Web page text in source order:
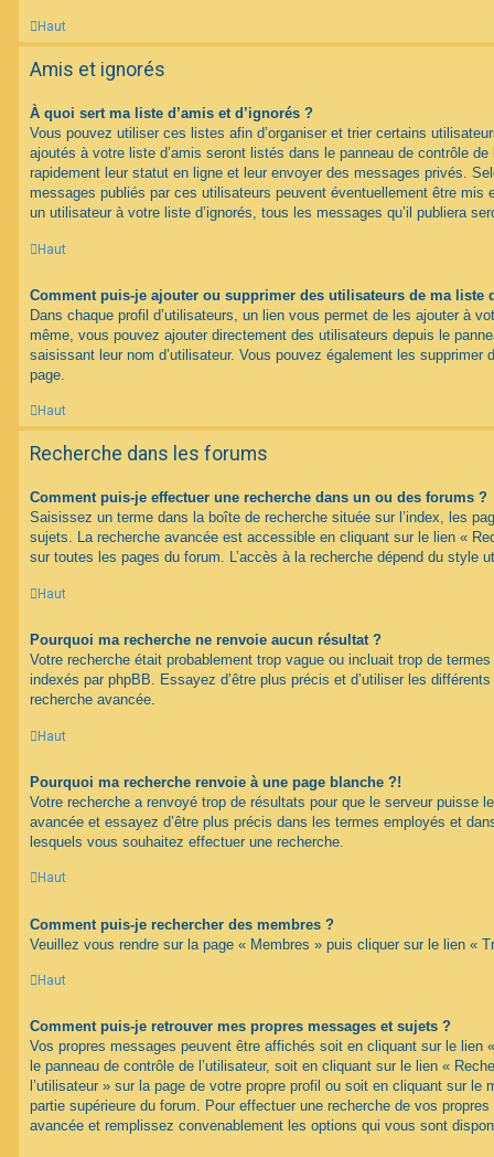
Haut
Amis et ignorés
À quoi sert ma liste d’amis et d’ignorés ?
Vous pouvez utiliser ces listes afin d’organiser et trier certains
ajoutés à votre liste d’amis seront listés dans le panneau de contrôle de
rapidement leur statut en ligne et leur envoyer des messages privés.
messages publiés par ces utilisateurs peuvent éventuellement être mis
un utilisateur à votre liste d’ignorés, tous les messages qu’il publiera
Haut
Comment puis-je ajouter ou supprimer des utilisateurs de ma liste
Dans chaque profil d’utilisateurs, un lien vous permet de les ajouter à
même, vous pouvez ajouter directement des utilisateurs depuis le
saisissant leur nom d’utilisateur. Vous pouvez également les
page.
Haut
Recherche dans les forums
Comment puis-je effectuer une recherche dans un ou des forums ?
Saisissez un terme dans la boîte de recherche située sur l’index, les
sujets. La recherche avancée est accessible en cliquant sur le lien «
sur toutes les pages du forum. L’accès à la recherche dépend du style
Haut
Pourquoi ma recherche ne renvoie aucun résultat ?
Votre recherche était probablement trop vague ou incluait trop de
indexés par phpBB. Essayez d’être plus précis et d’utiliser les
recherche avancée.
Haut
Pourquoi ma recherche renvoie à une page blanche ?!
Votre recherche a renvoyé trop de résultats pour que le serveur puisse
avancée et essayez d’être plus précis dans les termes employés et
lesquels vous souhaitez effectuer une recherche.
Haut
Comment puis-je rechercher des membres ?
Veuillez vous rendre sur la page « Membres » puis cliquer sur le lien «
Haut
Comment puis-je retrouver mes propres messages et sujets ?
Vos propres messages peuvent être affichés soit en cliquant sur le lien
le panneau de contrôle de l’utilisateur, soit en cliquant sur le lien «
l’utilisateur » sur la page de votre propre profil ou soit en cliquant sur le
partie supérieure du forum. Pour effectuer une recherche de vos
avancée et remplissez convenablement les options qui vous sont